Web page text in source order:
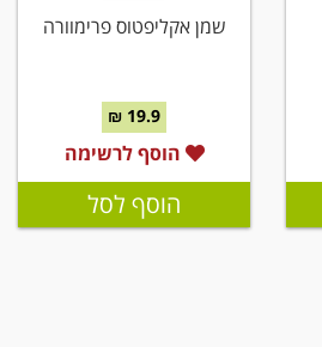
שמן אקליפטוס פרימוורה
19.9 ₪
הוסף לרשימה
הוסף לסל